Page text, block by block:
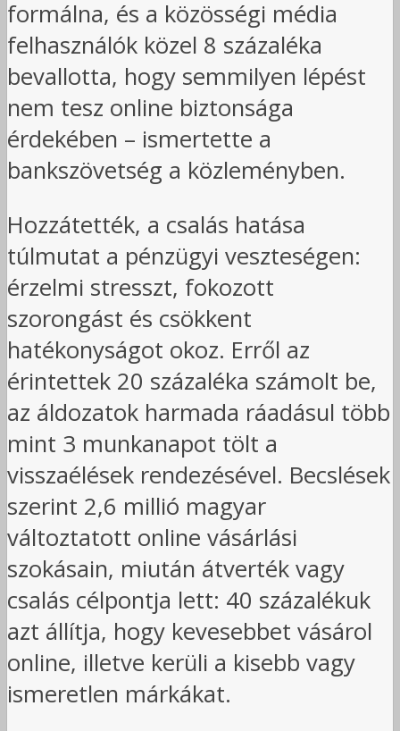
formálna, és a közösségi média
felhasználók közel 8 százaléka
bevallotta, hogy semmilyen lépést
nem tesz online biztonsága
érdekében – ismertette a
bankszövetség a közleményben.
Hozzátették, a csalás hatása
túlmutat a pénzügyi veszteségen:
érzelmi stresszt, fokozott
szorongást és csökkent
hatékonyságot okoz. Erről az
érintettek 20 százaléka számolt be,
az áldozatok harmada ráadásul több
mint 3 munkanapot tölt a
visszaélések rendezésével. Becslések
szerint 2,6 millió magyar
változtatott online vásárlási
szokásain, miután átverték vagy
csalás célpontja lett: 40 százalékuk
azt állítja, hogy kevesebbet vásárol
online, illetve kerüli a kisebb vagy
ismeretlen márkákat.